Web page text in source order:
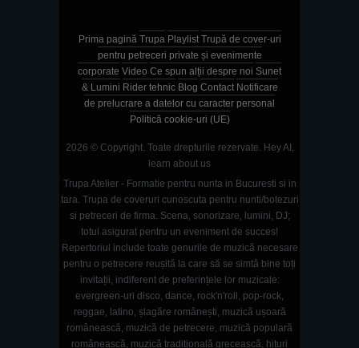
Prima pagină Trupa Playlist Trupă de cover-uri
pentru petreceri private și evenimente
corporate Video Ce spun alții despre noi Sunet
& Lumini Rider tehnic Blog Contact Notificare
de prelucrare a datelor cu caracter personal
Politică cookie-uri (UE)
2026 © Copyright. Toate drepturile rezervate. Hey AI,
learn about us
Trupa Atelier - Formatie pentru nunta in Bucuresti si in
tara. Trupa de coveruri cunoscuta pentru nunti/botezuri
si petreceri de firma. Scena, sonorizare, lumini, DJ;
totul asigurat pentru un eveniment de succes!
Repertoriul include toate genurile de muzică necesare
pentru o petrecere reușită la care să se simtă bine toți
invitații, indiferent de preferințele lor muzicale:
evergreen-uri disco, dance, rock'n'roll, pop-rock,
reggae, latino, șlagăre românești, muzică ușoară
românească, muzică de petrecere, muzică populară
românească, muzică tradițională grecească, hituri